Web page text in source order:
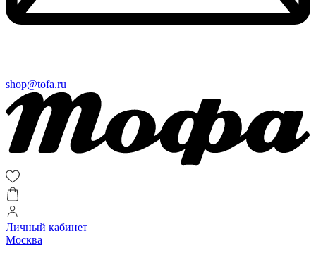
shop@tofa.ru
Личный кабинет
Москва